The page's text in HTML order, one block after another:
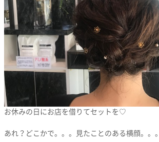
お休みの日にお店を借りてセットを♡
あれ？どこかで。。。見たことのある横顔。。。